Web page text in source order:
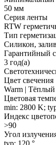
50 мм
Серия ленты
RTW
Тип
Силикон,
Гарантийный
3 год(а)
Цвет свечения
Warm |
Цветовая
min: 2800 K;
Индекс
>90
Угол
typ: 120 °